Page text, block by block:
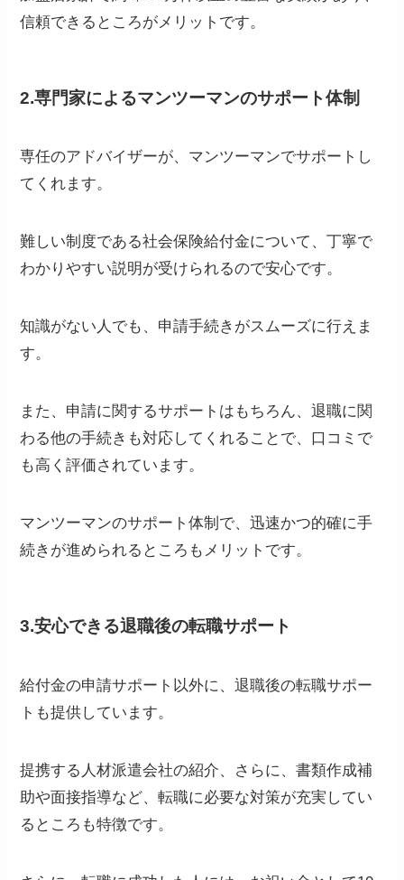
信頼できるところがメリットです。
2.専門家によるマンツーマンのサポート体制
専任のアドバイザーが、マンツーマンでサポートし
てくれます。
難しい制度である社会保険給付金について、丁寧で
わかりやすい説明が受けられるので安心です。
知識がない人でも、申請手続きがスムーズに行えま
す。
また、申請に関するサポートはもちろん、退職に関
わる他の手続きも対応してくれることで、口コミで
も高く評価されています。
マンツーマンのサポート体制で、迅速かつ的確に手
続きが進められるところもメリットです。
3.安心できる退職後の転職サポート
給付金の申請サポート以外に、退職後の転職サポー
トも提供しています。
提携する人材派遣会社の紹介、さらに、書類作成補
助や面接指導など、転職に必要な対策が充実してい
るところも特徴です。